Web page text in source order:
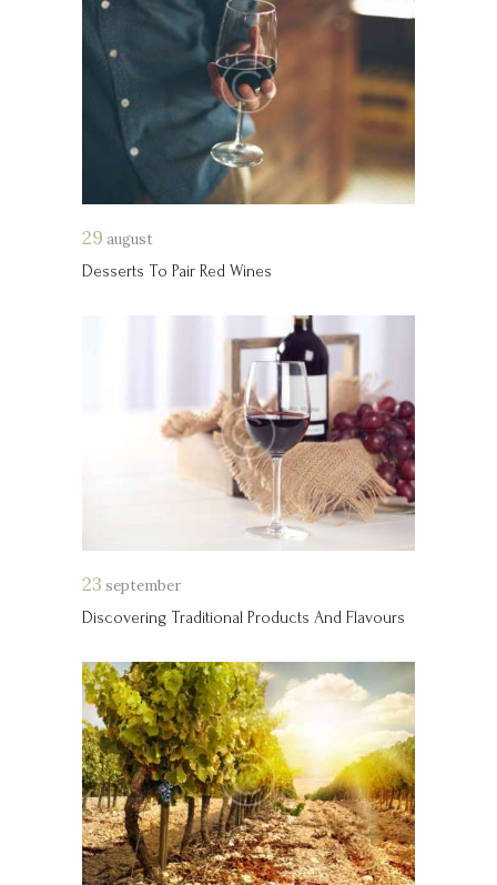
29 august
Desserts To Pair Red Wines
23 september
Discovering Traditional Products And Flavours